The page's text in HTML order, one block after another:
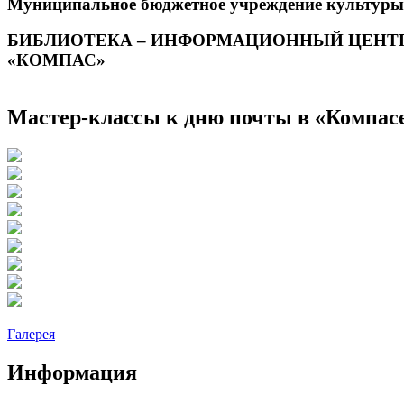
Муниципальное бюджетное учреждение культуры
БИБЛИОТЕКА – ИНФОРМАЦИОННЫЙ
«КОМПАС»
Мастер-классы к дню почты в
Галерея
Информация